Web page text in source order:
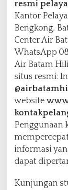
resmi
Kantor
Bengkong,
Center Air
WhatsApp
Air Batam
situs resmi:
website
Penggunaan
informasi
dapat
Kunjungan